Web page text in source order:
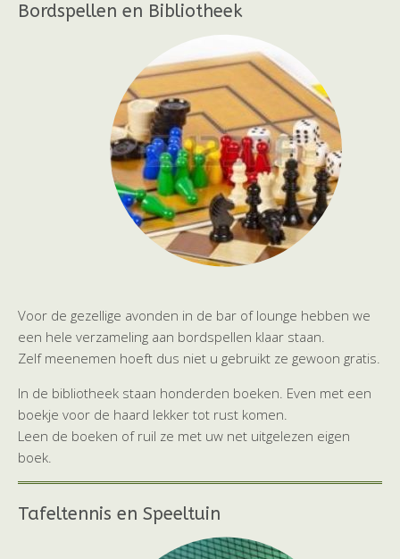
Bordspellen en Bibliotheek
Voor de gezellige avonden in de bar of lounge hebben we
een hele verzameling aan bordspellen klaar staan.
Zelf meenemen hoeft dus niet u gebruikt ze gewoon gratis.
In de bibliotheek staan honderden boeken. Even met een
boekje voor de haard lekker tot rust komen.
Leen de boeken of ruil ze met uw net uitgelezen eigen
boek.
Tafeltennis en Speeltuin